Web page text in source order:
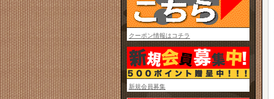
クーポン情報はコチラ
新規会員募集